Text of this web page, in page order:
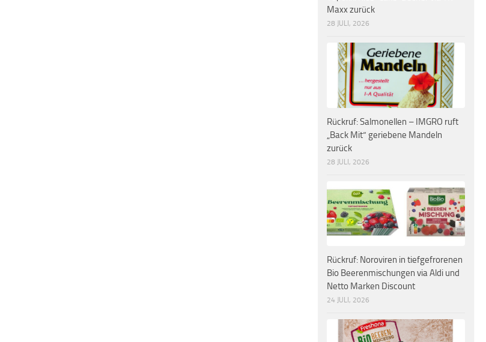
Maxx zurück
28 JULI, 2026
Rückruf: Salmonellen – IMGRO ruft
„Back Mit“ geriebene Mandeln
zurück
28 JULI, 2026
Rückruf: Noroviren in tiefgefrorenen
Bio Beerenmischungen via Aldi und
Netto Marken Discount
24 JULI, 2026